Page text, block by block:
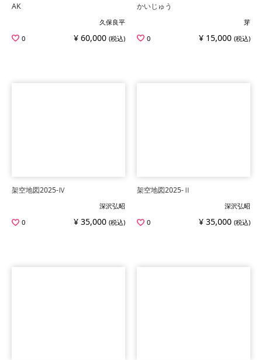
AK
久保良平
0
¥ 60,000 (税込)
かいじゅう
芽
0
¥ 15,000 (税込)
架空地図2025-Ⅳ
深沢弘昭
0
¥ 35,000 (税込)
架空地図2025-Ⅱ
深沢弘昭
0
¥ 35,000 (税込)